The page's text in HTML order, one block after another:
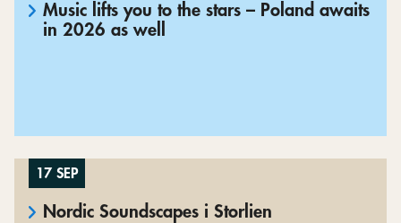
Music lifts you to the stars – Poland awaits
in 2026 as well
17 SEP
Nordic Soundscapes i Storlien